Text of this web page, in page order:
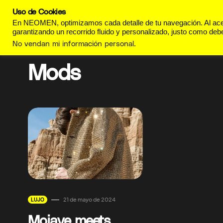
Mods
LUJO 21 de mayo de 2024
Uso de Cookies
En NEOMEN, optimizamos cada detalle de tu navegación. Al
garantizando un recorrido fluido y personalizado, justo como
No vendan mi información personal.